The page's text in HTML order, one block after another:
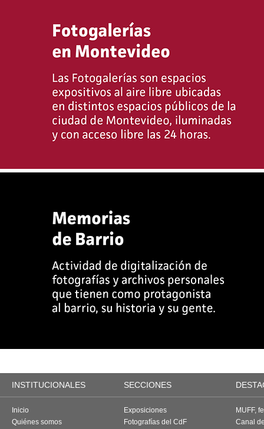
INSTITUCIONALES SECCIONES
Inicio
Quiénes somos
Exposiciones
Fotografías del CdF
MUFF,
Canal